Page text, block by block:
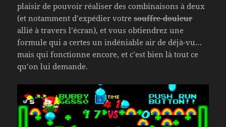
plaisir de pouvoir réaliser des combinaisons à deux
(et notamment d’expédier votresouffre-douleur
allié à travers l’écran), et vous obtiendrez une
formule qui a certes un indéniable air de déjà-vu…
mais qui fonctionne encore, et c’est bien là tout ce
qu’on lui demande.